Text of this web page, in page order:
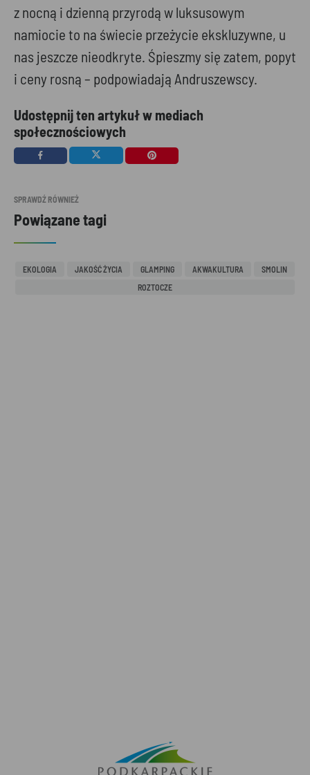
z nocną i dzienną przyrodą w luksusowym
namiocie to na świecie przeżycie ekskluzywne, u
nas jeszcze nieodkryte. Śpieszmy się zatem, popyt
i ceny rosną – podpowiadają Andruszewscy.
Udostępnij ten artykuł w mediach
społecznościowych
SPRAWDŹ RÓWNIEŻ
Powiązane tagi
EKOLOGIA JAKOŚĆ ŻYCIA GLAMPING AKWAKULTURA
SMOLIN
ROZTOCZE